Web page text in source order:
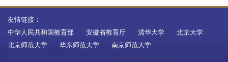
友情链接：
中华人民共和国教育部
安徽省教育厅 清华大学
北京大学
北京师范大学
华东师范大学 南京师范大学